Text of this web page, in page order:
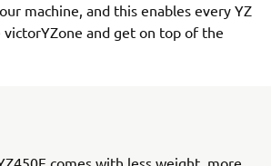
machine, and this enables every YZ
and get on top of the
comes with less weight, more